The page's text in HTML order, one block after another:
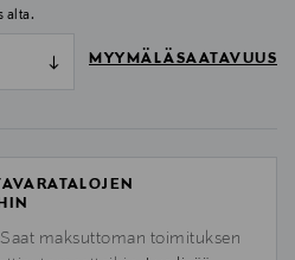
alta.
MYYMÄLÄSAATAVUUS
maksuttoman toimituksen